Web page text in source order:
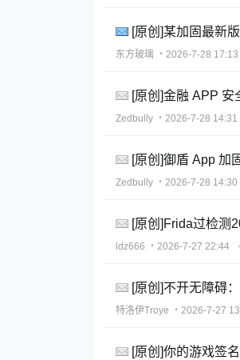
[原创]某加固最新
东方玻璃 ・2026-7-28 17:13
[原创]金融 APP 安
Zedbully ・2026-7-28 14:31
[原创]御盾 App 加
Zedbully ・2026-7-28 14:30
[原创]Frida过检测
ldz666 ・2026-7-27 22:44
[原创]不开无障碍
特洛伊Troye ・2026-7-27
[原创]你的游戏签